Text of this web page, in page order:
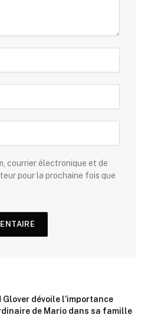
courrier électronique et de
pour la prochaine fois que
Glover dévoile l’importance
de Mario dans sa famille